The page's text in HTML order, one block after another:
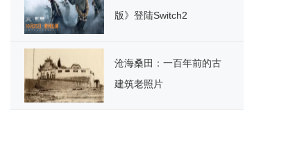
版》登陆Switch2
沧海桑田：一百年前的古
建筑老照片